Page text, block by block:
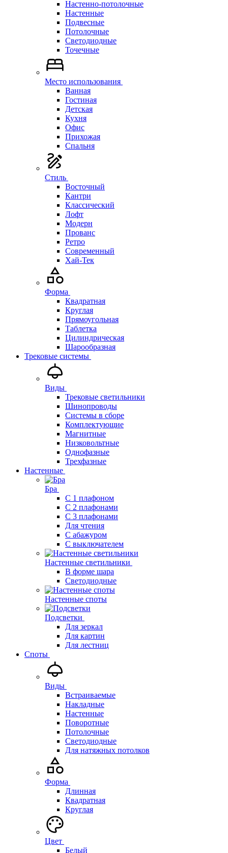
Настенно-потолочные
Настенные
Подвесные
Потолочные
Светодиодные
Точечные
Место использования
Ванная
Гостиная
Детская
Кухня
Офис
Прихожая
Спальня
Стиль
Восточный
Кантри
Классический
Лофт
Модерн
Прованс
Ретро
Современный
Хай-Тек
Форма
Квадратная
Круглая
Прямоугольная
Таблетка
Цилиндрическая
Шарообразная
Трековые системы
Виды
Трековые светильники
Шинопроводы
Системы в сборе
Комплектующие
Магнитные
Низковольтные
Однофазные
Трехфазные
Настенные
Бра
С 1 плафоном
С 2 плафонами
С 3 плафонами
Для чтения
С абажуром
С выключателем
Настенные светильники
В форме шара
Светодиодные
Настенные споты
Подсветки
Для зеркал
Для картин
Для лестниц
Споты
Виды
Встраиваемые
Накладные
Настенные
Поворотные
Потолочные
Светодиодные
Для натяжных потолков
Форма
Длинная
Квадратная
Круглая
Цвет
Белый